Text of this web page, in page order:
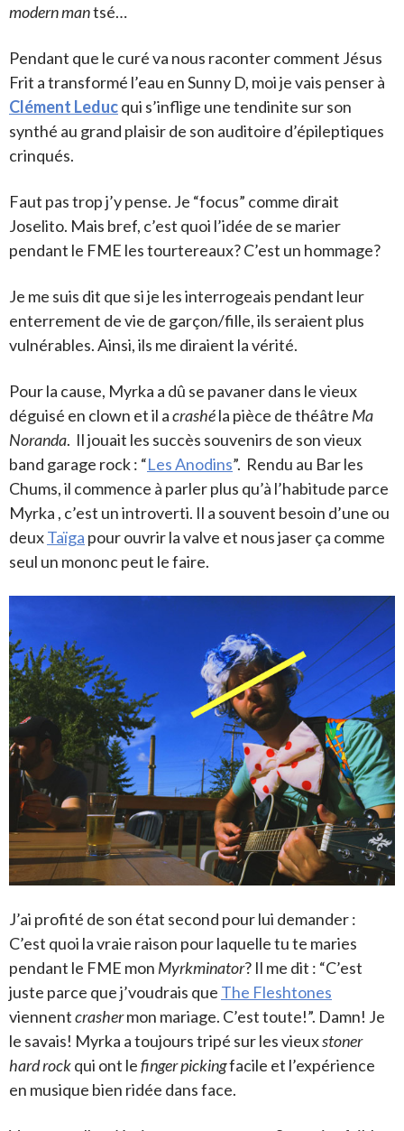
modern mantsé…
Pendant que le curé va nous raconter comment Jésus
Frit a transformé l’eau en Sunny D, moi je vais penser à
Clément Leducqui s’inflige une tendinite sur son
synthé au grand plaisir de son auditoire d’épileptiques
crinqués.
Faut pas trop j’y pense. Je “focus” comme dirait
Joselito. Mais bref, c’est quoi l’idée de se marier
pendant le FME les tourtereaux? C’est un hommage?
Je me suis dit que si je les interrogeais pendant leur
enterrement de vie de garçon/fille, ils seraient plus
vulnérables. Ainsi, ils me diraient la vérité.
Pour la cause, Myrka a dû se pavaner dans le vieux
déguisé en clown et il acrashéla pièce de théâtre Ma
Noranda. Il jouait les succès souvenirs de son vieux
band garage rock : “Les Anodins”. Rendu au Bar les
Chums, il commence à parler plus qu’à l’habitude parce
Myrka , c’est un introverti. Il a souvent besoin d’une ou
deuxTaïga pour ouvrir la valve et nous jaser ça comme
seul un mononc peut le faire.
J’ai profité de son état second pour lui demander :
C’est quoi la vraie raison pour laquelle tu te maries
pendant le FME mon Myrkminator? Il me dit : “C’est
juste parce que j’voudrais que The Fleshtones
viennentcrashermon mariage. C’est toute!”. Damn! Je
le savais! Myrka a toujours tripé sur les vieuxstoner
hard rockqui ont lefinger pickingfacile et l’expérience
en musique bien ridée dans face.